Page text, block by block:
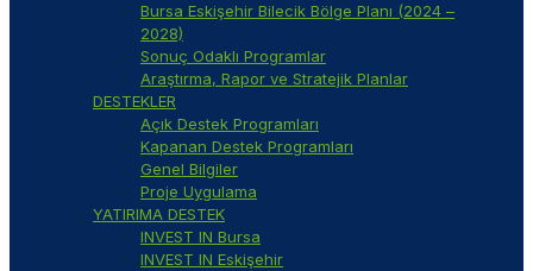
Bursa Eskişehir Bilecik Bölge Planı (2024 –
2028)
Sonuç Odaklı Programlar
Araştırma, Rapor ve Stratejik Planlar
DESTEKLER
Açık Destek Programları
Kapanan Destek Programları
Genel Bilgiler
Proje Uygulama
YATIRIMA DESTEK
INVEST IN Bursa
INVEST IN Eskişehir